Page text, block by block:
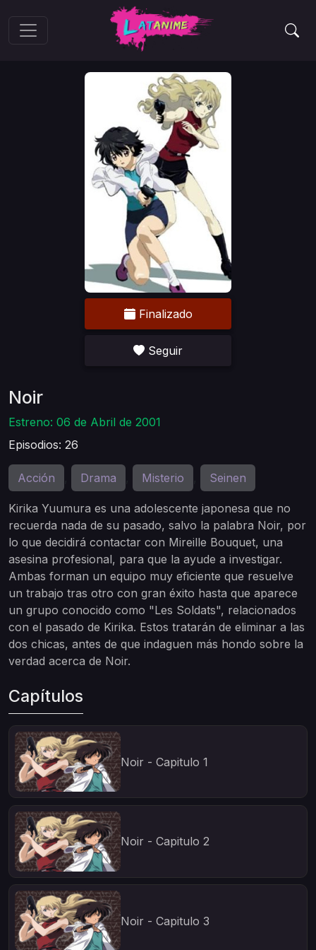
Finalizado
Seguir
Noir
Estreno: 06 de Abril de 2001
Episodios: 26
Acción Drama Misterio Seinen
Kirika Yuumura es una adolescente japonesa que no
recuerda nada de su pasado, salvo la palabra Noir, por
lo que decidirá contactar con Mireille Bouquet, una
asesina profesional, para que la ayude a investigar.
Ambas forman un equipo muy eficiente que resuelve
un trabajo tras otro con gran éxito hasta que aparece
un grupo conocido como "Les Soldats", relacionados
con el pasado de Kirika. Estos tratarán de eliminar a las
dos chicas, antes de que indaguen más hondo sobre la
verdad acerca de Noir.
Capítulos
Noir - Capitulo 1
Noir - Capitulo 2
Noir - Capitulo 3